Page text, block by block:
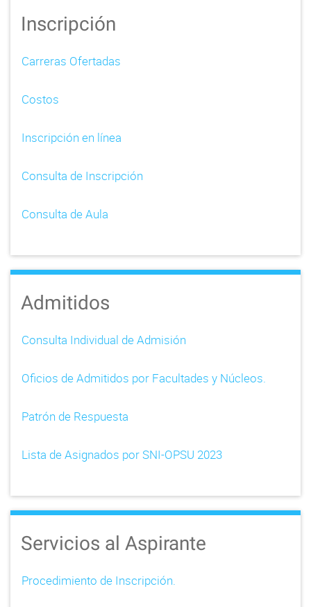
a
n
Inscripción
Carreras Ofertadas
Costos
Inscripción en línea
Consulta de Inscripción
Consulta de Aula
Admitidos
Consulta Individual de Admisión
Oficios de Admitidos por Facultades y Núcleos.
Patrón de Respuesta
Lista de Asignados por SNI-OPSU 2023
Servicios al Aspirante
Procedimiento de Inscripción.